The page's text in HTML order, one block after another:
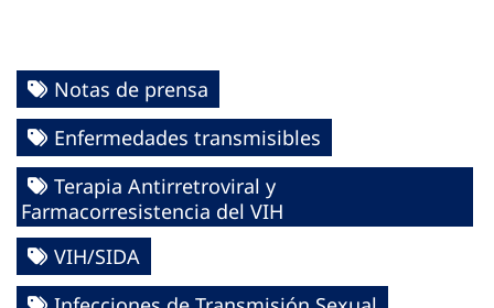
Notas de prensa
Enfermedades transmisibles
Terapia Antirretroviral y
Farmacorresistencia del VIH
VIH/SIDA